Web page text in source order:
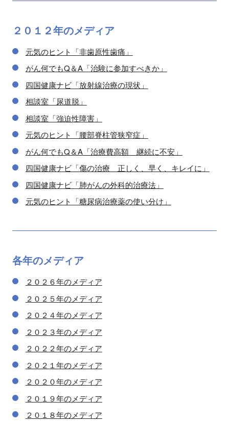
２０１２年のメディア
元気のヒント「非歯原性歯痛」
がん何でもQ＆A「治験に参加すべきか」
四国健康ナビ「放射線治療の現状」
相談室「尿道脱」
相談室「強迫性障害」
元気のヒント「腰部脊柱管狭窄症」
がん何でもQ＆A「治療費高額 継続に不安」
四国健康ナビ「傷の治療 正しく、早く、キレイに」
四国健康ナビ「肺がんの外科的治療法」
元気のヒント「糖尿病治療薬の使い分け」
各年のメディア
２０２６年のメディア
２０２５年のメディア
２０２４年のメディア
２０２３年のメディア
２０２２年のメディア
２０２１年のメディア
２０２０年のメディア
２０１９年のメディア
２０１８年のメディア